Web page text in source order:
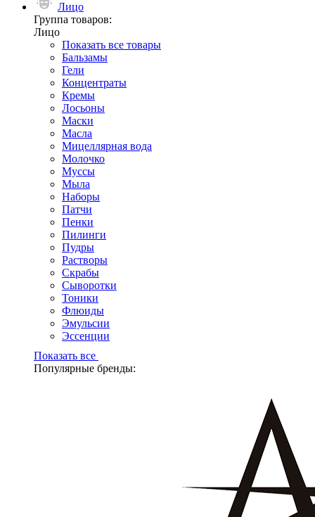
Лицо
Группа товаров:
Лицо
Показать все товары
Бальзамы
Гели
Концентраты
Кремы
Лосьоны
Маски
Масла
Мицеллярная вода
Молочко
Муссы
Мыла
Наборы
Патчи
Пенки
Пилинги
Пудры
Растворы
Скрабы
Сыворотки
Тоники
Флюиды
Эмульсии
Эссенции
Показать все
Популярные бренды: